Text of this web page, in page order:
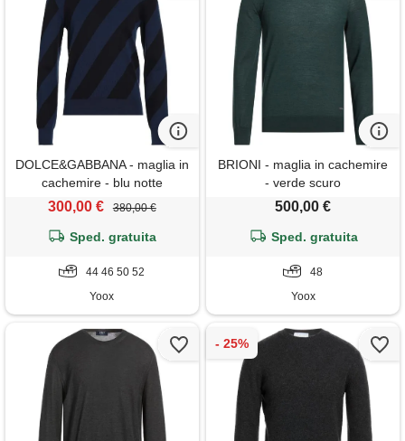
DOLCE&GABBANA - maglia in
cachemire - blu notte
300,00 € 380,00 €
Sped. gratuita
44 46 50 52
Yoox
BRIONI - maglia in cachemire
- verde scuro
500,00 €
Sped. gratuita
48
Yoox